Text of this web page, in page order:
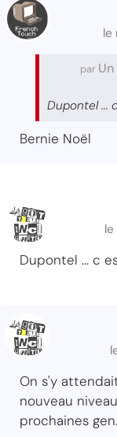
le
par
Dupontel ...
Bernie Noël
Dupontel ... c
On s'y
nouveau
prochaines gen.